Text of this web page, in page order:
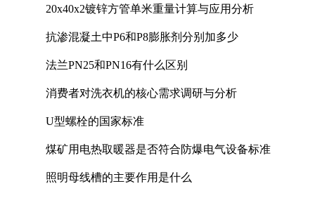
20x40x2镀锌方管单米重量计算与应用分析
抗渗混凝土中P6和P8膨胀剂分别加多少
法兰PN25和PN16有什么区别
消费者对洗衣机的核心需求调研与分析
U型螺栓的国家标准
煤矿用电热取暖器是否符合防爆电气设备标准
照明母线槽的主要作用是什么